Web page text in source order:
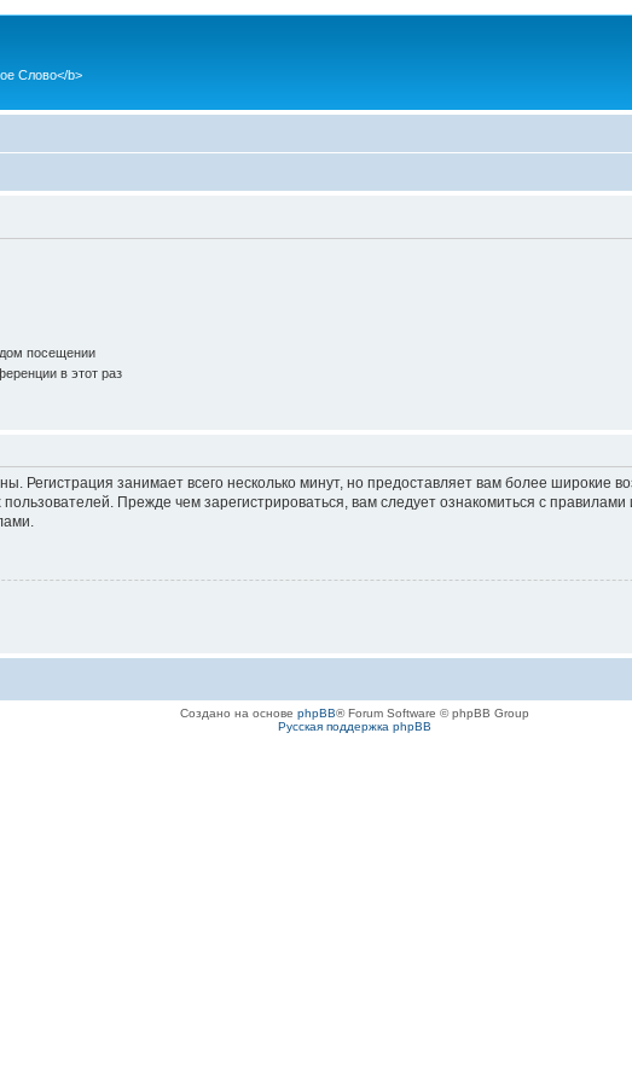
Слово</b>
посещении
в этот раз
Регистрация занимает всего несколько минут, но предоставляет вам более широкие
Прежде чем зарегистрироваться, вам следует ознакомиться с
Создано на основе phpBB® Forum Software © phpBB Group
Русская поддержка phpBB